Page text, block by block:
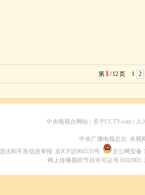
第 1 / 12页 1 2
中央电视台网站 关于CCTV.com 人
中央广播电视总台 央视
法和不良信息举报 京ICP证060535号
京公网安备
网上传播视听节目许可证号 0102002